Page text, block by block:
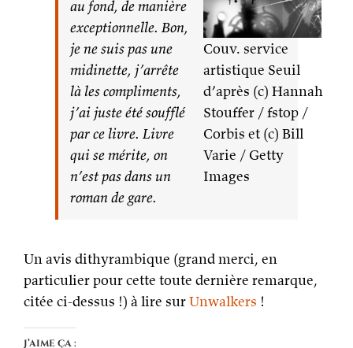
Couv. service
artistique Seuil
d’après (c) Hannah
Stouffer / fstop /
Corbis et (c) Bill
Varie / Getty
Images
au fond, de manière
exceptionnelle. Bon,
je ne suis pas une
midinette, j’arrête
là les compliments,
j’ai juste été soufflé
par ce livre. Livre
qui se mérite, on
n’est pas dans un
roman de gare.
Un avis dithyrambique (grand merci, en
particulier pour cette toute dernière remarque,
citée ci-dessus !) à lire surUnwalkers !
J’aime ça :